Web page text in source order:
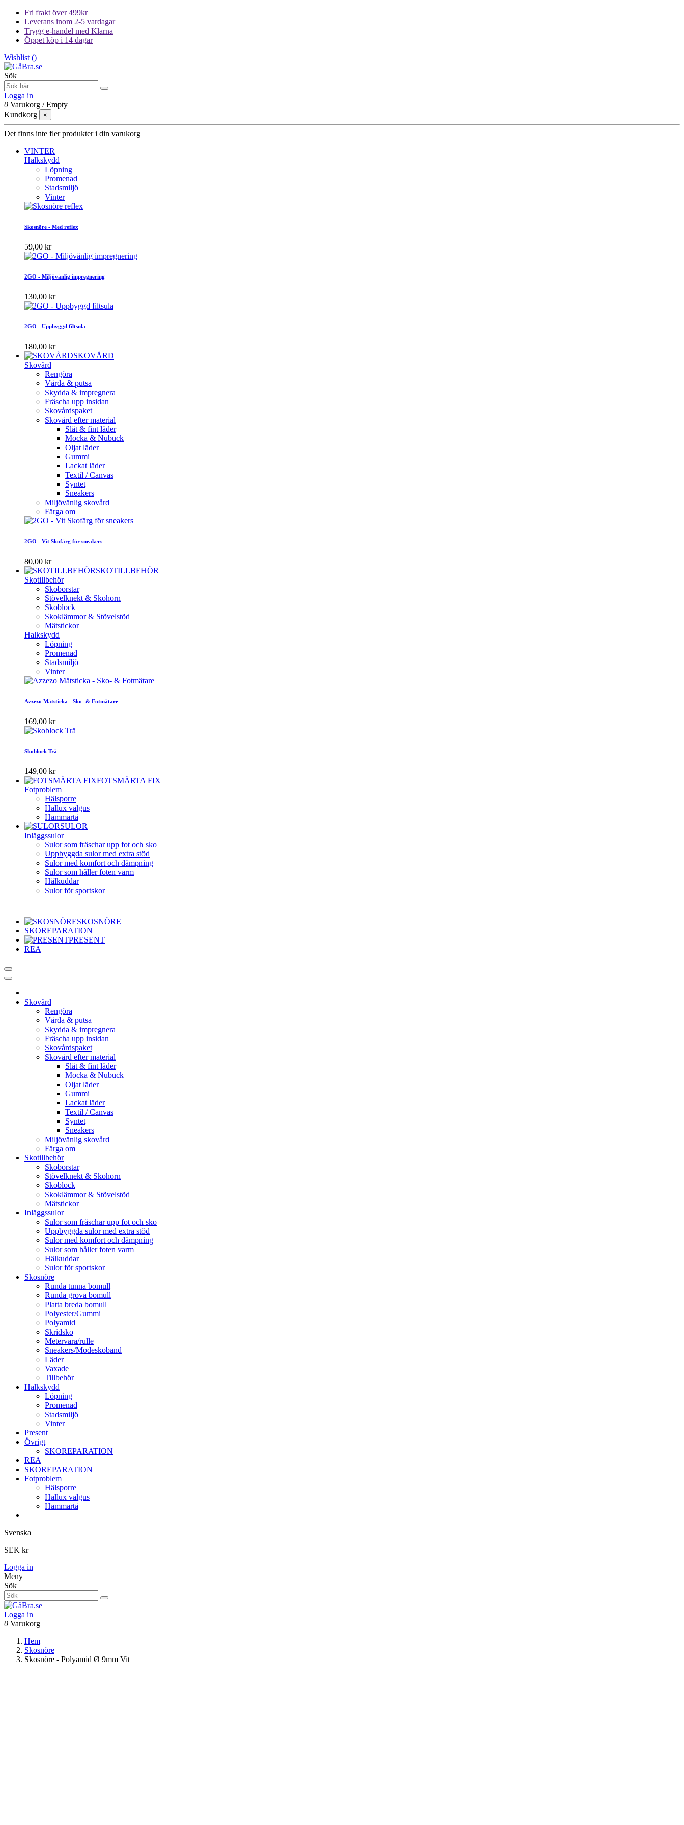
Fri frakt över 499kr
Leverans inom 2-5 vardagar
Trygg e-handel med Klarna
Öppet köp i 14 dagar
Wishlist ()
Sök
Logga in
0 Varukorg /Empty
Kundkorg
×
Det finns inte fler produkter i din varukorg
VINTER
Halkskydd
Löpning
Promenad
Stadsmiljö
Vinter
Skosnöre - Med reflex
59,00 kr
2GO - Miljövänlig impregnering
130,00 kr
2GO - Uppbyggd filtsula
180,00 kr
SKOVÅRD
Skovård
Rengöra
Vårda & putsa
Skydda & impregnera
Fräscha upp insidan
Skovårdspaket
Skovård efter material
Slät & fint läder
Mocka & Nubuck
Oljat läder
Gummi
Lackat läder
Textil / Canvas
Syntet
Sneakers
Miljövänlig skovård
Färga om
2GO - Vit Skofärg för sneakers
80,00 kr
SKOTILLBEHÖR
Skotillbehör
Skoborstar
Stövelknekt & Skohorn
Skoblock
Skoklämmor & Stövelstöd
Mätstickor
Halkskydd
Löpning
Promenad
Stadsmiljö
Vinter
Azzezo Mätsticka - Sko- & Fotmätare
169,00 kr
Skoblock Trä
149,00 kr
FOTSMÄRTA FIX
Fotproblem
Hälsporre
Hallux valgus
Hammartå
SULOR
Inläggssulor
Sulor som fräschar upp fot och sko
Uppbyggda sulor med extra stöd
Sulor med komfort och dämpning
Sulor som håller foten varm
Hälkuddar
Sulor för sportskor
SKOSNÖRE
SKOREPARATION
PRESENT
REA
Skovård
Rengöra
Vårda & putsa
Skydda & impregnera
Fräscha upp insidan
Skovårdspaket
Skovård efter material
Slät & fint läder
Mocka & Nubuck
Oljat läder
Gummi
Lackat läder
Textil / Canvas
Syntet
Sneakers
Miljövänlig skovård
Färga om
Skotillbehör
Skoborstar
Stövelknekt & Skohorn
Skoblock
Skoklämmor & Stövelstöd
Mätstickor
Inläggssulor
Sulor som fräschar upp fot och sko
Uppbyggda sulor med extra stöd
Sulor med komfort och dämpning
Sulor som håller foten varm
Hälkuddar
Sulor för sportskor
Skosnöre
Runda tunna bomull
Runda grova bomull
Platta breda bomull
Polyester/Gummi
Polyamid
Skridsko
Metervara/rulle
Sneakers/Modeskoband
Läder
Vaxade
Tillbehör
Halkskydd
Löpning
Promenad
Stadsmiljö
Vinter
Present
Övrigt
SKOREPARATION
REA
SKOREPARATION
Fotproblem
Hälsporre
Hallux valgus
Hammartå
Svenska
SEK kr
Logga in
Meny
Sök
Logga in
0 Varukorg
Hem
Skosnöre
Skosnöre - Polyamid Ø 9mm Vit